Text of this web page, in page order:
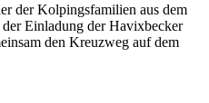
der Kolpingsfamilien aus dem
Einladung der Havixbecker
den Kreuzweg auf dem